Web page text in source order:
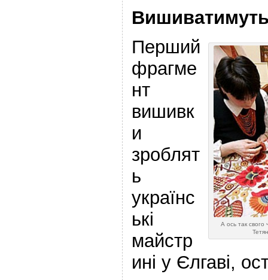
А ось так свого
Перший
фрагме
нт
вишивк
и
зроблят
ь
українс
ькі
майстр
ині у Єлгаві,